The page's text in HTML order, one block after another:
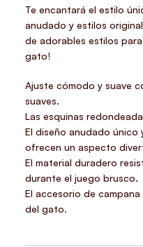
Te encantará el estilo
anudado y estilos
de adorables estilos
gato!
Ajuste cómodo y suave
suaves.
Las esquinas
El diseño anudado
ofrecen un aspecto
El material duradero
durante el juego brusco.
El accesorio de
del gato.